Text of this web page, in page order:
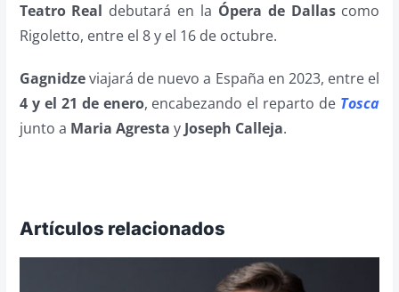
Teatro Real debutará en la Ópera de Dallascomo
Rigoletto, entre el 8 y el 16 de octubre.
Gagnidzeviajará de nuevo a España en 2023, entre el
4 y el 21 de enero, encabezando el reparto de Tosca
junto a Maria Agresta yJoseph Calleja.
Artículos relacionados